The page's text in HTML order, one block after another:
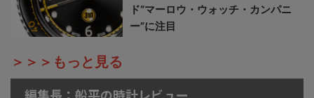
ド“マーロウ・ウォッチ・カンパニ
ー”に注目
＞＞＞もっと見る
編集長：船平の時計レビュー